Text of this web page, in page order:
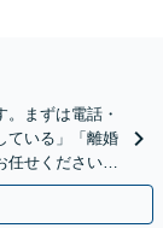
。まずは電話・
ている」「離婚
任せください。